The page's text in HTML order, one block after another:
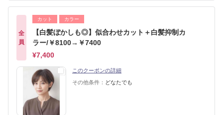
全
員
カット カラー
【白髪ぼかしも◎】似合わせカット＋白髪抑制カ
ラー/￥8100→￥7400
¥7,400
このクーポンの詳細
その他条件： どなたでも